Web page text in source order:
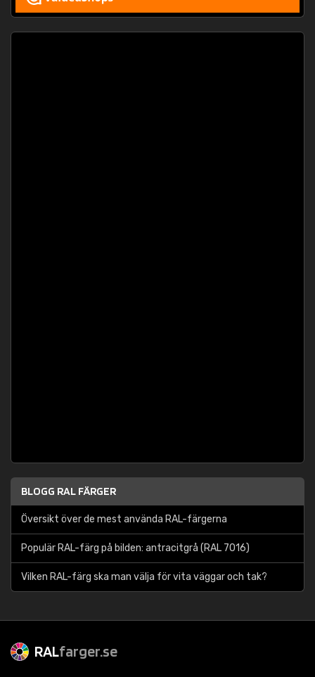
BLOGG RAL FÄRGER
Översikt över de mest använda RAL-färgerna
Populär RAL-färg på bilden: antracitgrå (RAL 7016)
Vilken RAL-färg ska man välja för vita väggar och tak?
RALfarger.se